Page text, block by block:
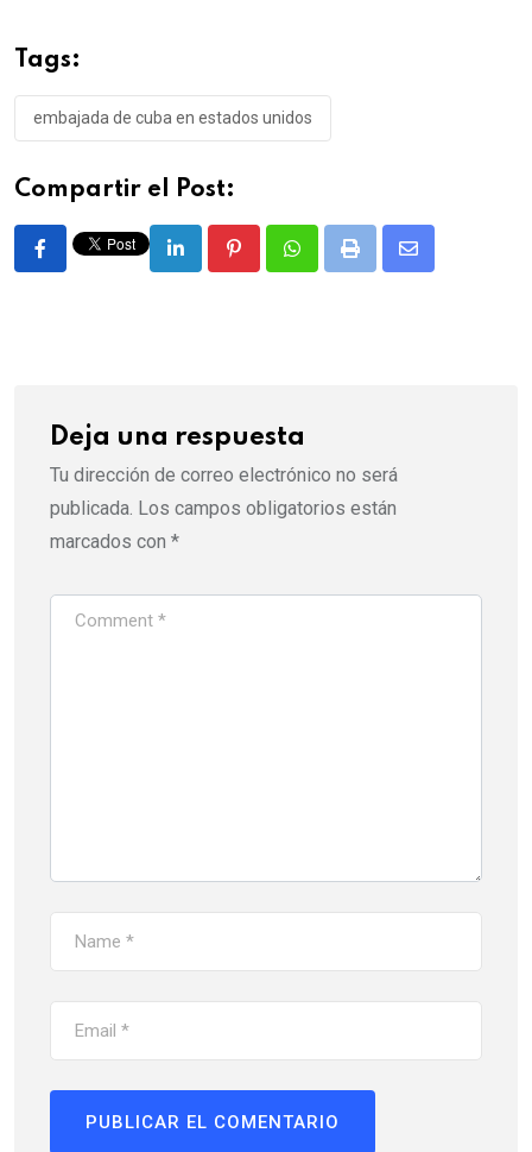
Tags:
embajada de cuba en estados unidos
Compartir el Post:
LinkedIn PinterestWhatsappPrint
Share
Deja una respuesta
Tu dirección de correo electrónico no será
publicada. Los campos obligatorios están
marcados con *